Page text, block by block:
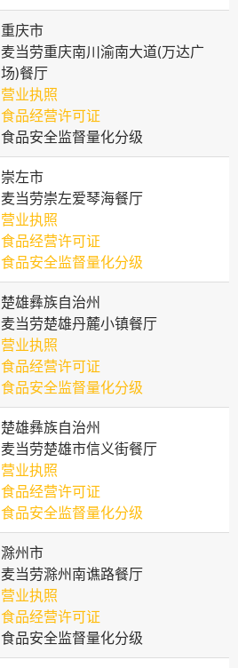
重庆市
麦当劳重庆南川渝南大道(万达广
场)餐厅
营业执照
食品经营许可证
食品安全监督量化分级
崇左市
麦当劳崇左爱琴海餐厅
营业执照
食品经营许可证
食品安全监督量化分级
楚雄彝族自治州
麦当劳楚雄丹麓小镇餐厅
营业执照
食品经营许可证
食品安全监督量化分级
楚雄彝族自治州
麦当劳楚雄市信义街餐厅
营业执照
食品经营许可证
食品安全监督量化分级
滁州市
麦当劳滁州南谯路餐厅
营业执照
食品经营许可证
食品安全监督量化分级